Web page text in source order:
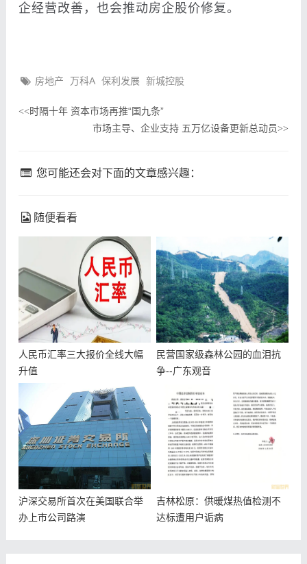
企经营改善，也会推动房企股价修复。
房地产 万科A 保利发展 新城控股
<<时隔十年 资本市场再推“国九条”
市场主导、企业支持 五万亿设备更新总动员>>
您可能还会对下面的文章感兴趣：
随便看看
人民币汇率三大报价全线大幅
升值
民营国家级森林公园的血泪抗
争--广东观音
沪深交易所首次在美国联合举
办上市公司路演
吉林松原：供暖煤热值检测不
达标遭用户诟病